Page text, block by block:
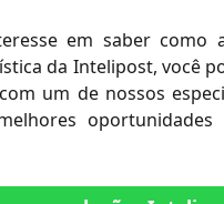
em saber como
da Intelipost, você
um de nossos